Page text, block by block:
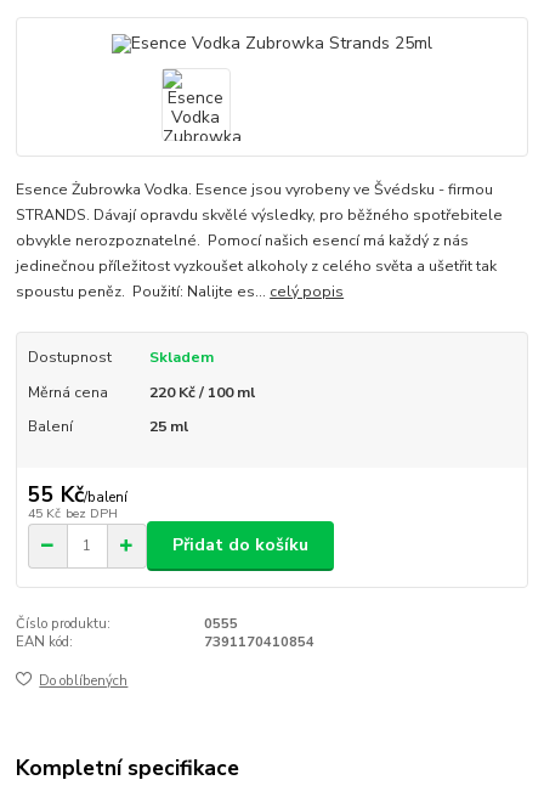
Esence Żubrowka Vodka. Esence jsou vyrobeny ve Švédsku - firmou
STRANDS. Dávají opravdu skvělé výsledky, pro běžného spotřebitele
obvykle nerozpoznatelné. Pomocí našich esencí má každý z nás
jedinečnou příležitost vyzkoušet alkoholy z celého světa a ušetřit tak
spoustu peněz. Použití: Nalijte es... celý popis
Dostupnost
Skladem
Měrná cena
220 Kč / 100 ml
Balení
25 ml
55 Kč/balení
45 Kč bez DPH
Přidat do košíku
Číslo produktu:
0555
EAN kód:
7391170410854
Do oblíbených
Kompletní specifikace